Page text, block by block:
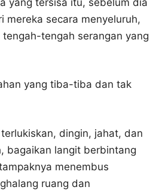
mereka secara menyeluruh,
tengah serangan yang
yang tiba-tiba dan tak
dingin, jahat, dan
bagaikan langit berbintang
menembus
ruang dan